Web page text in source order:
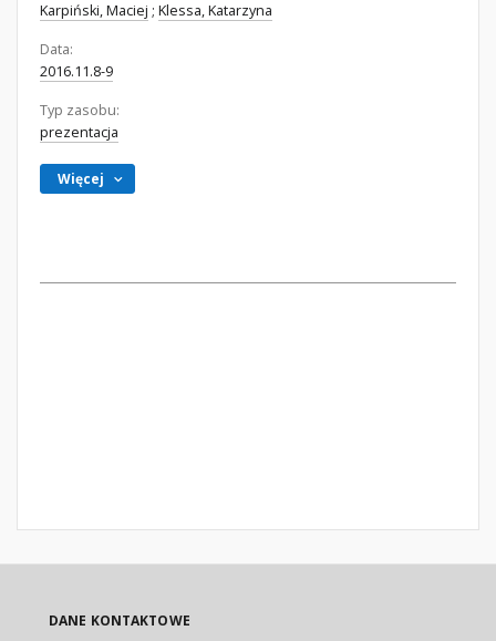
Karpiński, Maciej ; Klessa, Katarzyna
Data:
2016.11.8-9
Typ zasobu:
prezentacja
Więcej
DANE KONTAKTOWE